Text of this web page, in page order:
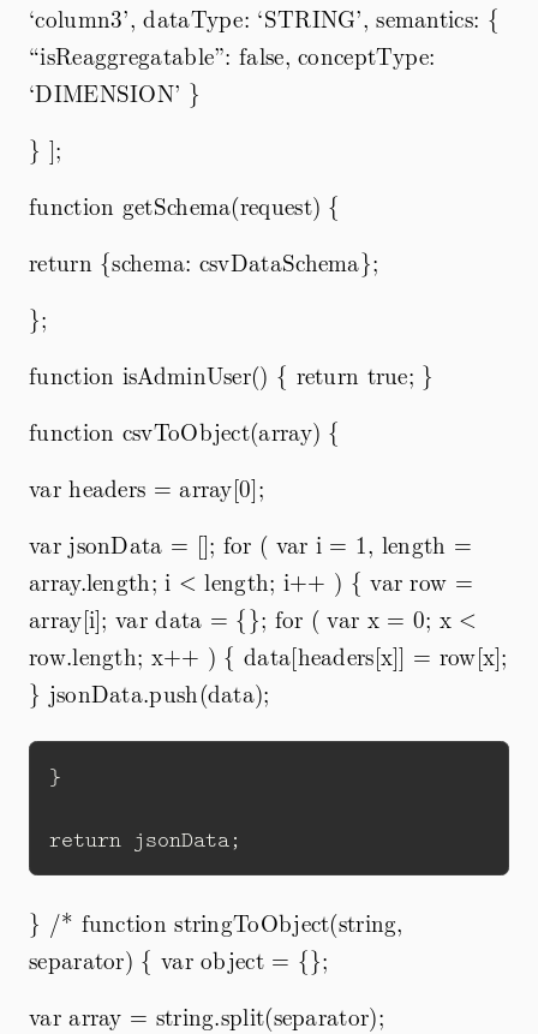
‘column3’, dataType: ‘STRING’, semantics: {
“isReaggregatable”: false, conceptType:
‘DIMENSION’ }
} ];
function getSchema(request) {
return {schema: csvDataSchema};
};
function isAdminUser() { return true; }
function csvToObject(array) {
var headers = array[0];
var jsonData = []; for ( var i = 1, length =
array.length; i < length; i++ ) { var row =
array[i]; var data = {}; for ( var x = 0; x <
row.length; x++ ) { data[headers[x]] = row[x];
} jsonData.push(data);
}
} /* function stringToObject(string,
separator) { var object = {};
var array = string.split(separator);